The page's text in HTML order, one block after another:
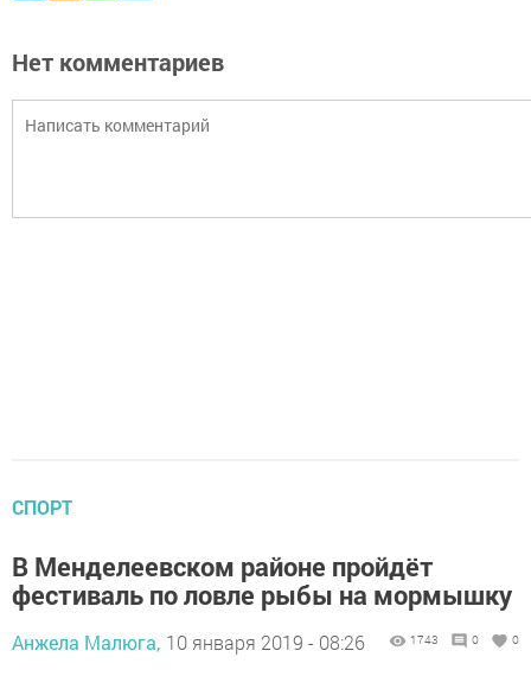
Нет комментариев
СПОРТ
В Менделеевском районе пройдёт
фестиваль по ловле рыбы на мормышку
Анжела Малюга, 10 января 2019 - 08:26 1743 0 0